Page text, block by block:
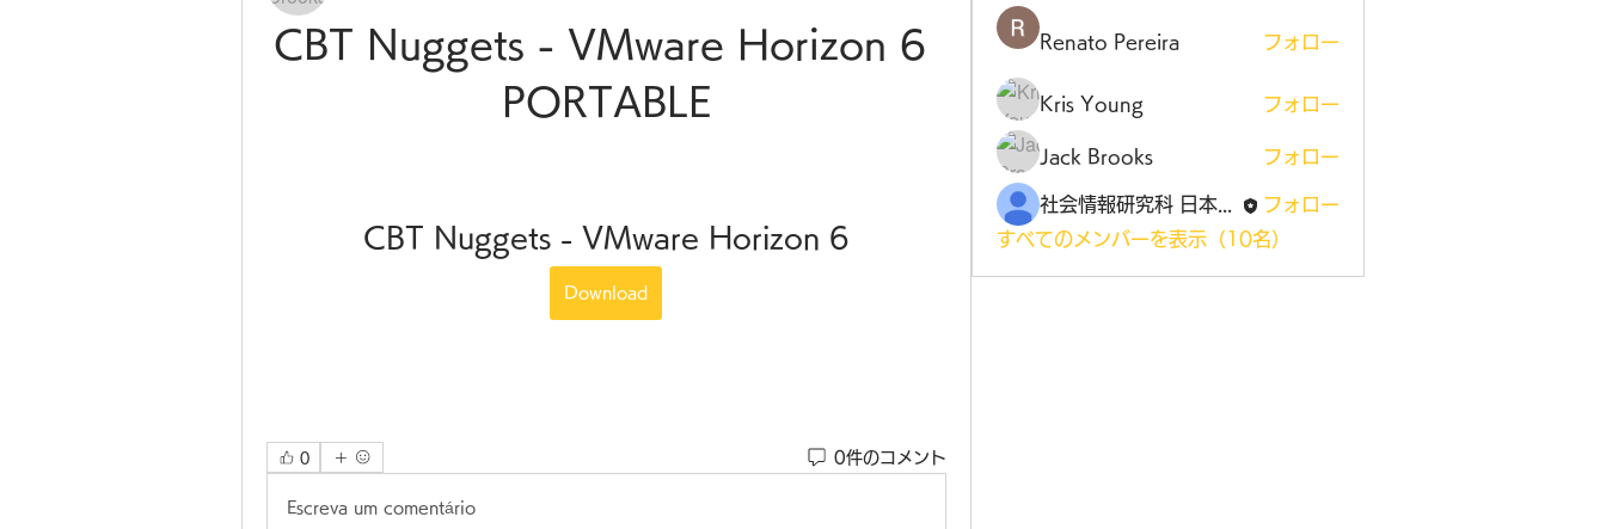
CBT Nuggets - VMware Horizon 6
PORTABLE
CBT Nuggets - VMware Horizon 6
Download
0 0件のコメント
Escreva um comentário
Renato Pereira フォロー
Kris Young フォロー
Jack Brooks フォロー
社会情報研究科 日本大学大学院
フォロー
すべてのメンバーを表示（10名）